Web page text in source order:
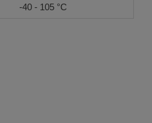
-40 - 105 °C